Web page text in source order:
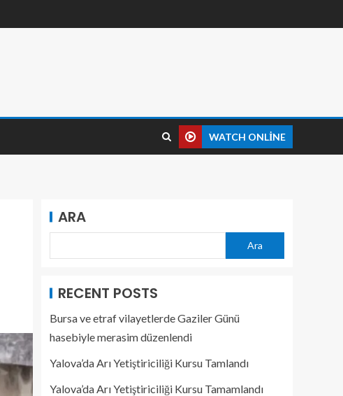
WATCH ONLINE
ARA
Ara
RECENT POSTS
Bursa ve etraf vilayetlerde Gaziler Günü
hasebiyle merasim düzenlendi
Yalova’da Arı Yetiştiriciliği Kursu Tamlandı
Yalova’da Arı Yetiştiriciliği Kursu Tamamlandı